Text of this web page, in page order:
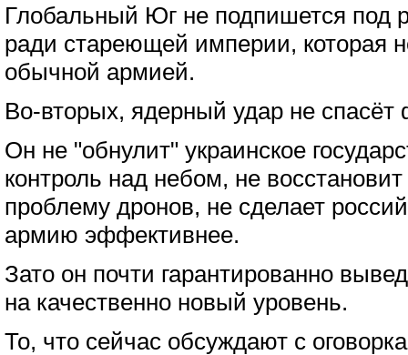
Глобальный Юг не подпишется под
ради стареющей империи, которая
обычной армией.
Во-вторых, ядерный удар не спасёт
Он не "обнулит" украинское
контроль над небом, не
проблему дронов, не сделает
армию эффективнее.
Зато он почти гарантированно
на качественно новый уровень.
То, что сейчас обсуждают с